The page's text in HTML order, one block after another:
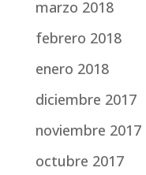
marzo 2018
febrero 2018
enero 2018
diciembre 2017
noviembre 2017
octubre 2017